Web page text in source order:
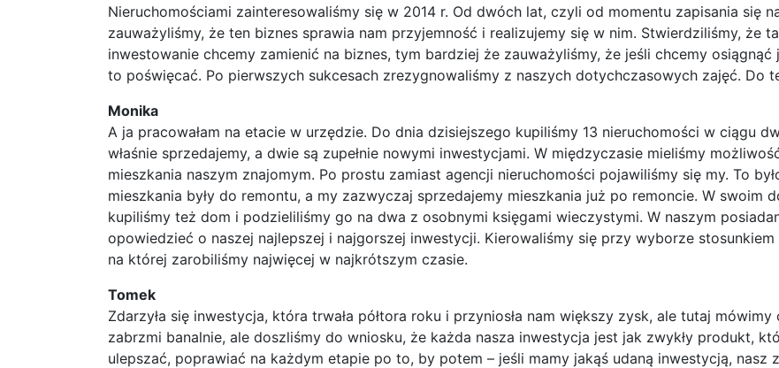
Nieruchomościami zainteresowaliśmy się w 2014 r. Od dwóch lat, czyli od momentu zapisania się
zauważyliśmy, że ten biznes sprawia nam przyjemność i realizujemy się w nim. Stwierdziliśmy, że
inwestowanie chcemy zamienić na biznes, tym bardziej że zauważyliśmy, że jeśli chcemy
to poświęcać. Po pierwszych sukcesach zrezygnowaliśmy z naszych dotychczasowych zajęć. Do
Monika
A ja pracowałam na etacie w urzędzie. Do dnia dzisiejszego kupiliśmy 13 nieruchomości w ciągu
właśnie sprzedajemy, a dwie są zupełnie nowymi inwestycjami. W międzyczasie mieliśmy
mieszkania naszym znajomym. Po prostu zamiast agencji nieruchomości pojawiliśmy się my. To
mieszkania były do remontu, a my zazwyczaj sprzedajemy mieszkania już po remoncie. W swoim
kupiliśmy też dom i podzieliliśmy go na dwa z osobnymi księgami wieczystymi. W naszym
opowiedzieć o naszej najlepszej i najgorszej inwestycji. Kierowaliśmy się przy wyborze
na której zarobiliśmy najwięcej w najkrótszym czasie.
Tomek
Zdarzyła się inwestycja, która trwała półtora roku i przyniosła nam większy zysk, ale tutaj
zabrzmi banalnie, ale doszliśmy do wniosku, że każda nasza inwestycja jest jak zwykły produkt,
ulepszać, poprawiać na każdym etapie po to, by potem – jeśli mamy jakąś udaną inwestycją, nasz